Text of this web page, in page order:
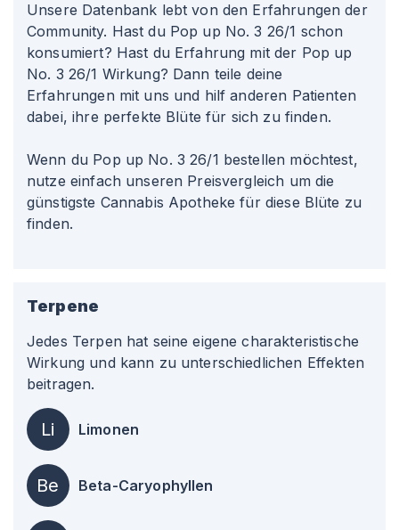
Unsere Datenbank lebt von den Erfahrungen der
Community. Hast du Pop up No. 3 26/1 schon
konsumiert? Hast du Erfahrung mit der Pop up
No. 3 26/1 Wirkung? Dann teile deine
Erfahrungen mit uns und hilf anderen Patienten
dabei, ihre perfekte Blüte für sich zu finden.
Wenn du Pop up No. 3 26/1 bestellen möchtest,
nutze einfach unseren Preisvergleich um die
günstigste Cannabis Apotheke für diese Blüte zu
finden.
Terpene
Jedes Terpen hat seine eigene charakteristische
Wirkung und kann zu unterschiedlichen Effekten
beitragen.
Li Limonen
Be Beta-Caryophyllen